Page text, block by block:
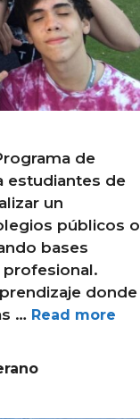
de
estudiantes de
un
públicos o
bases
donde
… Read more